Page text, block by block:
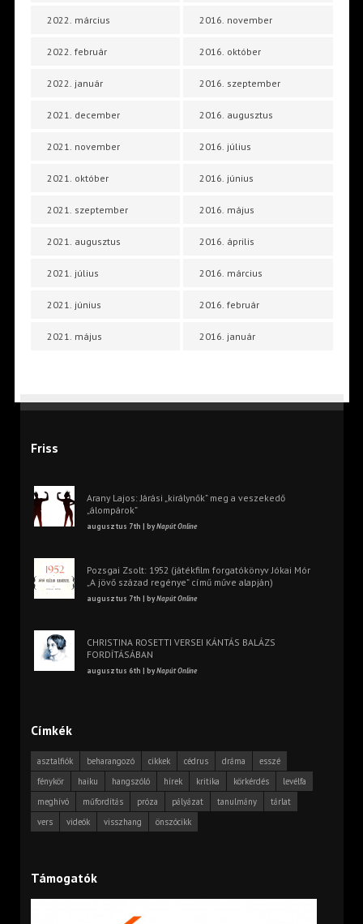
2022. március
2022. február
2022. január
2021. december
2021. november
2021. október
2021. szeptember
2021. augusztus
2021. július
2021. június
2021. május
2016. november
2016. október
2016. szeptember
2016. augusztus
2016. július
2016. június
2016. május
2016. április
2016. március
2016. február
2016. január
Friss
Arany Lajos: Járási „királynők” meg a veszekedő
„álompárok”
augusztus 7th | byNapút Online
Pozsgai Zsolt: 1952 (játékfilm forgatókönyv Jókai Mór
„A jövő század regénye” című műve alapján)
augusztus 7th | byNapút Online
CHRISTINA ROSETTI VERSEI KÁNTÁS BALÁZS
FORDÍTÁSÁBAN
augusztus 6th | byNapút Online
Címkék
asztalfiók beharangozó cikkek cédrus dráma
esszé
fénykör
haiku hangszóló hírek kritika körkérdés
levélfa
meghívó
műfordítás próza pályázat tanulmány
tárlat
vers
videók visszhang önszócikk
Támogatók